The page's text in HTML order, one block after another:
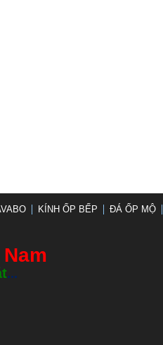
KÍNH ỐP BẾP
ĐÁ ỐP MỘ
...